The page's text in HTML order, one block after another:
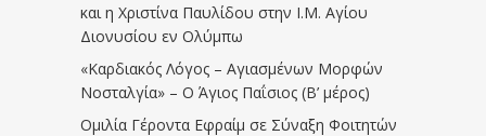
και η Χριστίνα Παυλίδου στην Ι.Μ. Αγίου
Διονυσίου εν Ολύμπω
«Καρδιακός Λόγος – Αγιασμένων Μορφών
Νοσταλγία» – Ο Άγιος Παΐσιος (Β’ μέρος)
Ομιλία Γέροντα Εφραίμ σε Σύναξη Φοιτητών